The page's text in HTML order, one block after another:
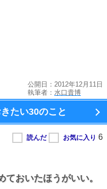
公開日：2012年12月11日
執筆者： 水口貴博
たい30のこと
ておいたほうがいい。